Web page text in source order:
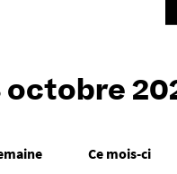
octobre
Ce mois-ci